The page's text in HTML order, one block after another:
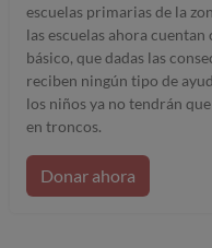
escuelas primarias de la
las escuelas ahora
básico, que dadas las
reciben ningún tipo de
los niños ya no tendrán
en troncos.
Donar ahora